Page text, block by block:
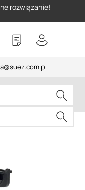
rozwiązanie!